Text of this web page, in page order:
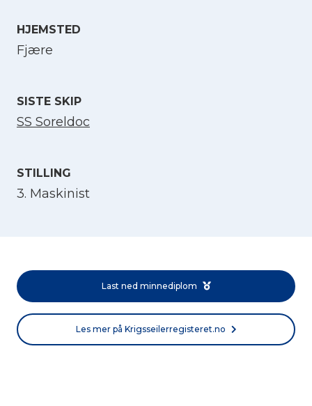
HJEMSTED
Fjære
SISTE SKIP
SS Soreldoc
STILLING
3. Maskinist
Last ned minnediplom
Les mer på Krigsseilerregisteret.no
Velg språk
Norsk bokmål